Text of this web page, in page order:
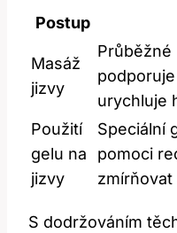
Postup
Masáž
jizvy
Průběžné⁣
urychluje
Použití
gelu ‌na
jizvy
Speciální
pomoci
S dodržováním